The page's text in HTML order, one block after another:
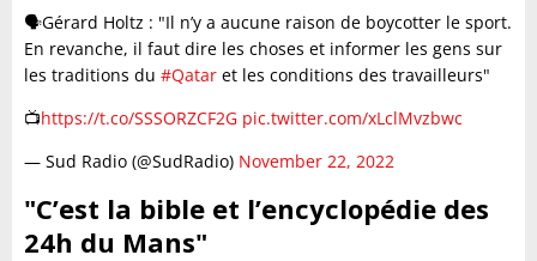
🗣️Gérard Holtz : "Il n’y a aucune raison de boycotter le sport.
En revanche, il faut dire les choses et informer les gens sur
les traditions du #Qatar et les conditions des travailleurs"
📺https://t.co/SSSORZCF2G pic.twitter.com/xLclMvzbwc
— Sud Radio (@SudRadio) November 22, 2022
"C’est la bible et l’encyclopédie des
24h du Mans"